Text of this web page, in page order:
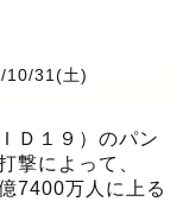
10/31(土)
Ｄ１９）のパン
撃によって、
7400万人に上る